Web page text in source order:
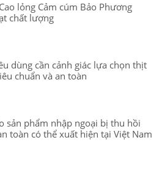
lỏng Cảm cúm Bảo Phương
chất lượng
dùng cần cảnh giác lựa chọn thịt
chuẩn và an toàn
sản phẩm nhập ngoại bị thu hồi
toàn có thể xuất hiện tại Việt Nam